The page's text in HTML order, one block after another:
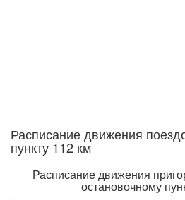
Расписание движения
пункту 112 км
Расписание движения
остановочному